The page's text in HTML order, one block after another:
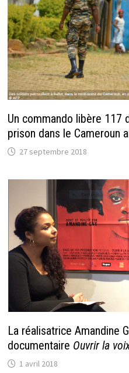
Un commando libère 117
prison dans le Cameroun
27 septembre 2018
La réalisatrice Amandine
documentaire Ouvrir la
1 avril 2018